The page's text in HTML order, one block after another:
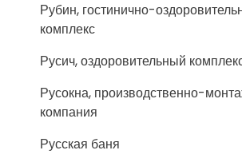
Рубин, гостинично-
комплекс
Русич, оздоровительный
Русокна, производственно-
компания
Русская баня